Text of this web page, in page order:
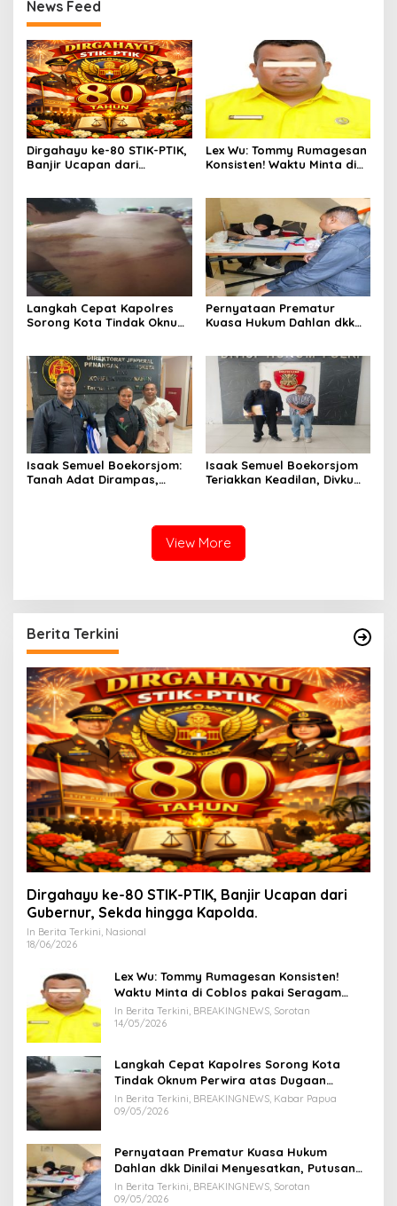
News Feed
Dirgahayu ke-80 STIK-PTIK,
Banjir Ucapan dari
Lex Wu: Tommy Rumagesan
Konsisten! Waktu Minta di
Juga pakai Kaos Kuning.
Langkah Cepat Kapolres
Sorong Kota Tindak Oknum
Anak
Pernyataan Prematur
Kuasa Hukum Dahlan dkk
Boekorsjom Belum
Dipublikasikan
Isaak Semuel Boekorsjom:
Tanah Adat Dirampas,
Isaak Semuel Boekorsjom
Teriakkan Keadilan, Divkum
Hukum
View More
Berita Terkini
Dirgahayu ke-80 STIK-PTIK, Banjir Ucapan dari
Gubernur, Sekda hingga Kapolda.
In Berita Terkini, Nasional
18/06/2026
Lex Wu: Tommy Rumagesan Konsisten!
Waktu Minta di Coblos pakai Seragam
Kuning, Waktu MenCoblos Juga pakai Kaos
Kuning.
In Berita Terkini, BREAKINGNEWS, Sorotan
14/05/2026
Langkah Cepat Kapolres Sorong Kota
Tindak Oknum Perwira atas Dugaan
Kekerasan Brutal Terhadap Anak
In Berita Terkini, BREAKINGNEWS, Kabar Papua
09/05/2026
Pernyataan Prematur Kuasa Hukum
Dahlan dkk Dinilai Menyesatkan, Putusan
PK Isaak Boekorsjom Belum Dipublikasikan
In Berita Terkini, BREAKINGNEWS, Sorotan
09/05/2026